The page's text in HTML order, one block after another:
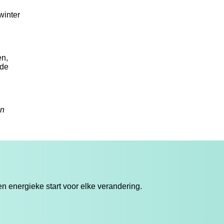
energieke start voor elke verandering.